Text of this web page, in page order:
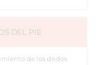
DEL PIE
de los dedos